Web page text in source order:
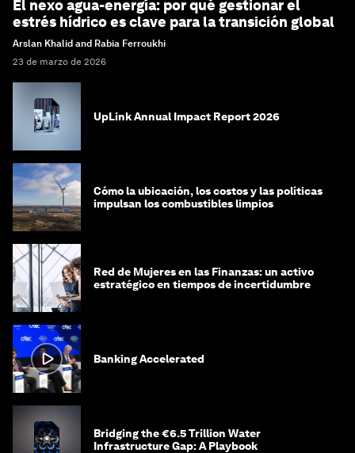
El nexo agua-energía: por qué gestionar el
estrés hídrico es clave para la transición global
Arslan Khalid and Rabia Ferroukhi
23 de marzo de 2026
UpLink Annual Impact Report 2026
Cómo la ubicación, los costos y las políticas
impulsan los combustibles limpios
Red de Mujeres en las Finanzas: un activo
estratégico en tiempos de incertidumbre
Banking Accelerated
Bridging the €6.5 Trillion Water
Infrastructure Gap: A Playbook